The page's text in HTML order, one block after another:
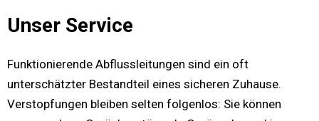
Unser Service
Funktionierende Abflussleitungen sind ein oft
unterschätzter Bestandteil eines sicheren Zuhause.
Verstopfungen bleiben selten folgenlos: Sie können